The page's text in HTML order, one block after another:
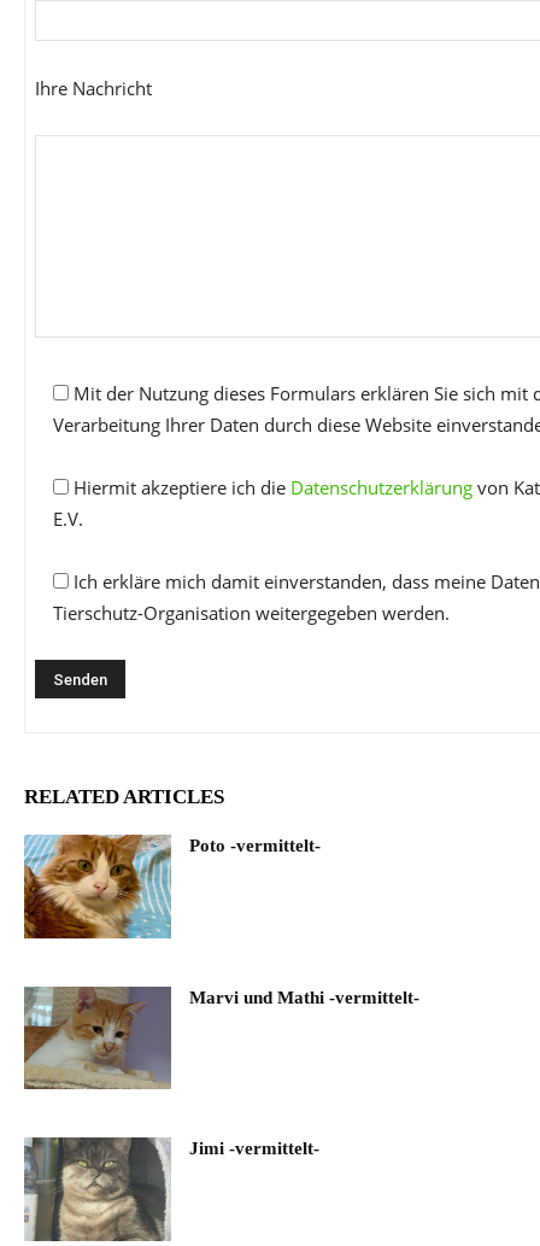
Ihre Nachricht
Mit der Nutzung dieses Formulars erklären Sie sich mit
Verarbeitung Ihrer Daten durch diese Website
Hiermit akzeptiere ich die Datenschutzerklärung von
E.V.
Ich erkläre mich damit einverstanden, dass meine
Tierschutz-Organisation weitergegeben werden.
RELATED ARTICLES
Poto -vermittelt-
Marvi und Mathi -vermittelt-
Jimi -vermittelt-